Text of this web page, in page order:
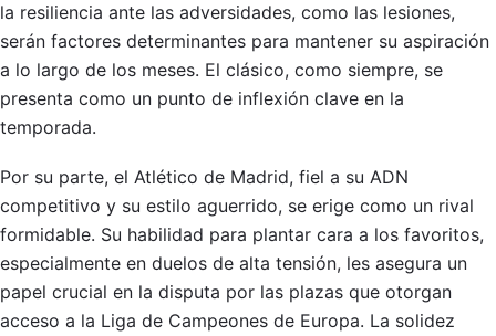
la resiliencia ante las adversidades, como las lesiones,
serán factores determinantes para mantener su aspiración
a lo largo de los meses. El clásico, como siempre, se
presenta como un punto de inflexión clave en la
temporada.
Por su parte, el Atlético de Madrid, fiel a su ADN
competitivo y su estilo aguerrido, se erige como un rival
formidable. Su habilidad para plantar cara a los favoritos,
especialmente en duelos de alta tensión, les asegura un
papel crucial en la disputa por las plazas que otorgan
acceso a la Liga de Campeones de Europa. La solidez